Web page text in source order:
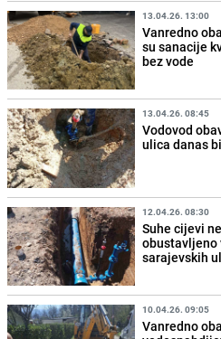
13.04.26. 13:00
Vanredno
su sanacije
bez vode
13.04.26. 08:45
Vodovod
ulica danas
12.04.26. 08:30
Suhe cijevi
obustavljeno
sarajevskih
10.04.26. 09:05
Vanredno